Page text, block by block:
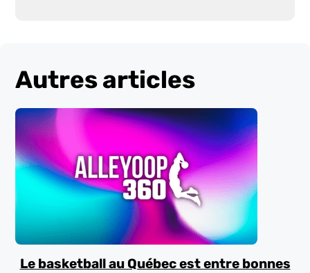
Autres articles
Le basketball au Québec est entre bonnes